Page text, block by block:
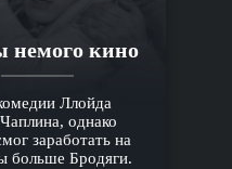
немого кино
Ллойда
однако
заработать на
больше Бродяги.